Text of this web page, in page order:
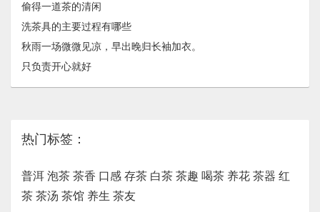
偷得一道茶的清闲
洗茶具的主要过程有哪些
秋雨一场微微见凉，早出晚归长袖加衣。
只负责开心就好
热门标签：
普洱 泡茶 茶香 口感 存茶 白茶 茶趣 喝茶 养花 茶器 红
茶 茶汤 茶馆 养生 茶友